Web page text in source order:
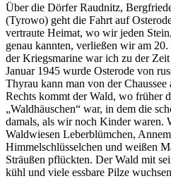
Über die Dörfer Raudnitz,
(Tyrowo) geht die Fahrt auf
vertraute Heimat, wo wir jeden
genau kannten, verließen wir am
der Kriegsmarine war ich zu der
Januar 1945 wurde Osterode von
Thyrau kann man von der Chaussee
Rechts kommt der Wald, wo früher
Waldhäuschen
war, in dem die
damals, als wir noch Kinder waren.
Waldwiesen Leberblümchen,
Himmelschlüsselchen und weißen
Sträußen pflückten. Der Wald mit
kühl und viele essbare Pilze